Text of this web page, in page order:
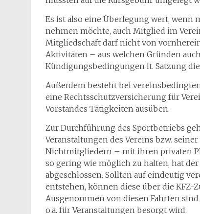
Es ist also eine Überlegung wert, wenn
nehmen möchte, auch Mitglied im
Mitgliedschaft darf nicht von
Aktivitäten – aus welchen Gründen
Kündigungsbedingungen lt. Satzung
Außerdem besteht bei
eine Rechtsschutzversicherung für
Vorstandes Tätigkeiten ausüben.
Zur Durchführung des Sportbetriebs
Veranstaltungen des Vereins bzw.
Nichtmitgliedern – mit ihren privaten
so gering wie möglich zu halten, hat der
abgeschlossen. Sollten auf eindeutig
entstehen, können diese über die KFZ-
Ausgenommen von diesen Fahrten
o.ä. für Veranstaltungen besorgt wird.